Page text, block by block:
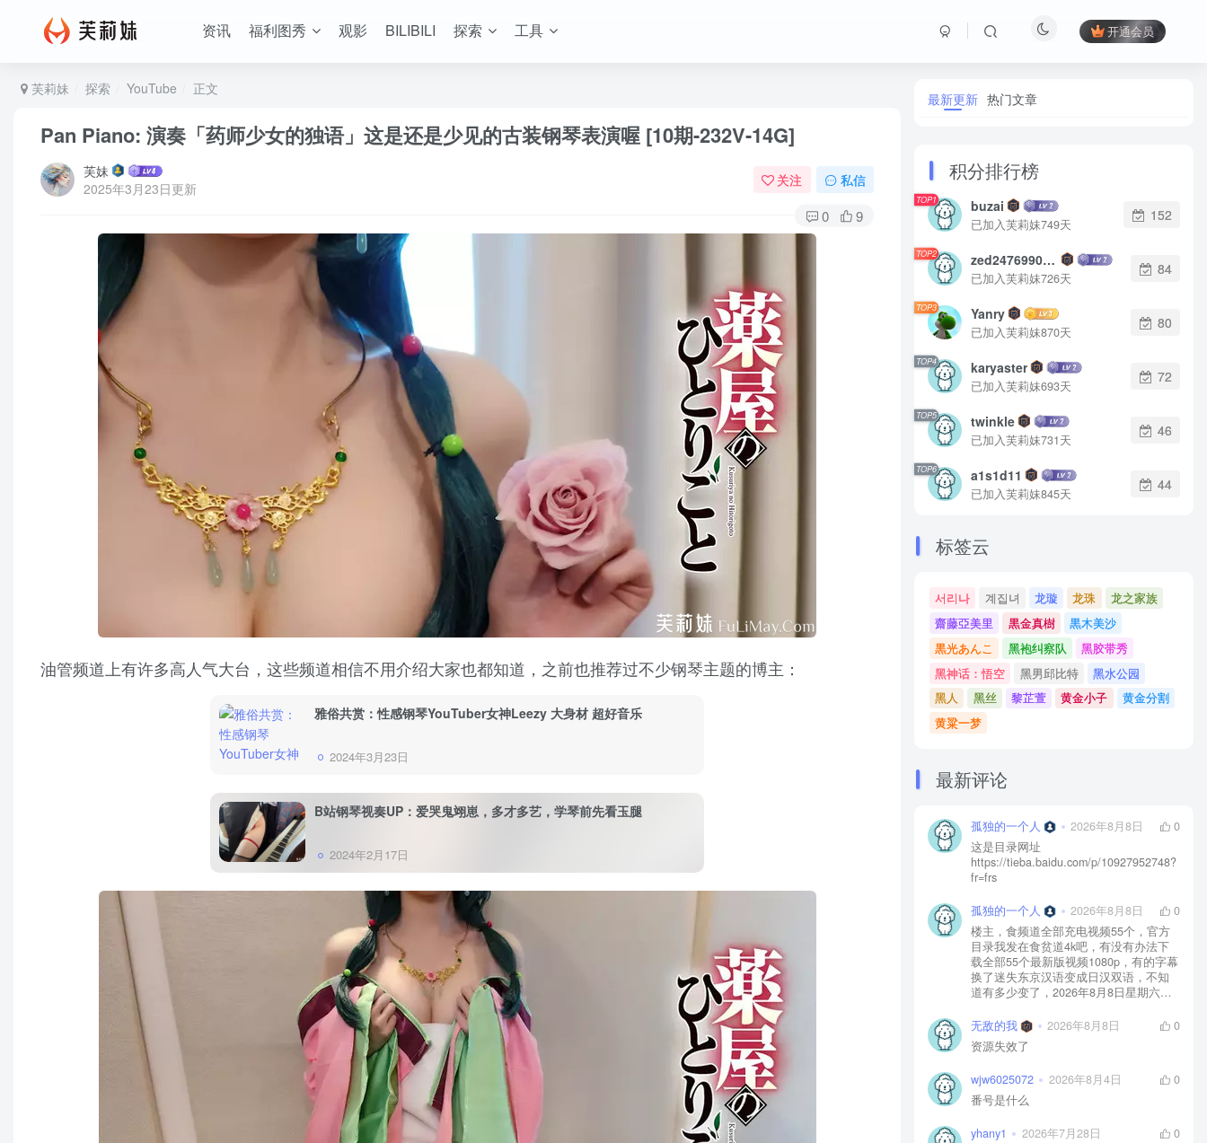
资讯 福利图秀 观影 BILIBILI 探索 工具 开通会员
芙莉妹 探索 YouTube 正文
Pan Piano: 演奏「药师少女的独语」这是还是少见的古装钢琴表演喔 [10期-232V-14G]
芙妹
2025年3月23日更新
关注 私信
0 9
油管频道上有许多高人气大台，这些频道相信不用介绍大家也都知道，之前也推荐过不少钢琴主题的博主：
雅俗共赏：性感钢琴YouTuber女神Leezy 大身材 超好音乐
2024年3月23日
B站钢琴视奏UP：爱哭鬼翊崽，多才多艺，学琴前先看玉腿
2024年2月17日
最新更新 热门文章
积分排行榜
TOP1 buzai
已加入芙莉妹749天
152
TOP2 zed2476990542
已加入芙莉妹726天
84
TOP3 Yanry
已加入芙莉妹870天
80
TOP4 karyaster
已加入芙莉妹693天
72
TOP5 twinkle
已加入芙莉妹731天
46
TOP6 a1s1d11
已加入芙莉妹845天
44
标签云
서리나 계집녀 龙璇 龙珠
龙之家族
齋藤亞美里
黒金真樹
黒木美沙
黒光あんこ
黑袍纠察队
黑胶带秀
黑神话：悟空
黑男邱比特
黑水公园
黑人
黑丝 黎芷萱 黄金小子
黄金分割
黄粱一梦
最新评论
孤独的一个人 2026年8月8日
0
这是目录网址
https://tieba.baidu.com/p/10927952748?
fr=frs
孤独的一个人 2026年8月8日
0
楼主，食频道全部充电视频55个，官方
目录我发在食贫道4k吧，有没有办法下
载全部55个最新版视频1080p，有的字幕
换了迷失东京汉语变成日汉双语，不知
道有多少变了，2026年8月8日星期六拜
1080p
无敌的我 2026年8月8日
0
资源失效了
wjw6025072 2026年8月4日
0
番号是什么
yhany1 2026年7月28日
0